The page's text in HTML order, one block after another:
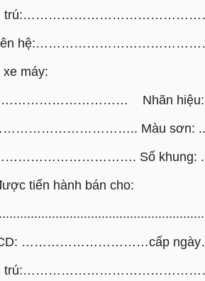
liên
xe máy:
Nhãn
Màu sơn:
Số khung:
tiến hành bán cho:
…………………………cấp